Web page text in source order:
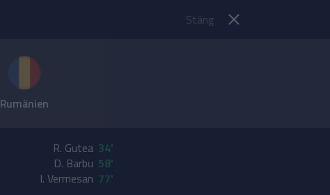
Stäng
Rumänien
R. Gutea 34'
D. Barbu 58'
I. Vermesan 77'